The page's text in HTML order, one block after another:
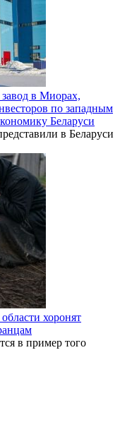
в Миорах,
по западным
Беларуси
в Беларуси
хоронят
в пример того